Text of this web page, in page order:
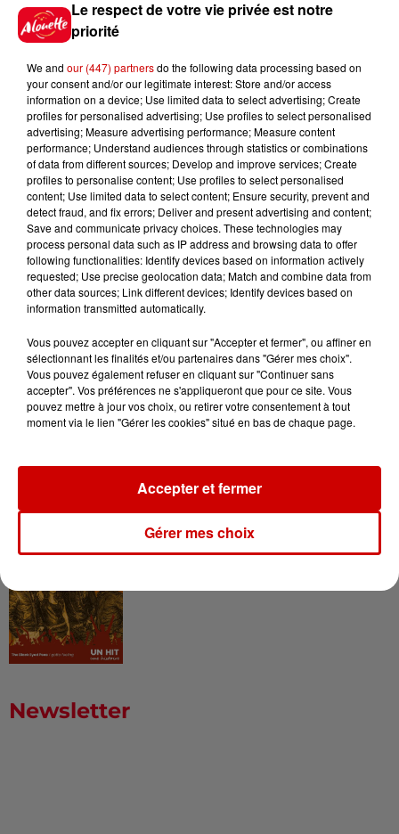
vous !
Podcasts Voir plus
Kelly Massol, figure
emblématique de
l'entrepreneuriat féminin
Aménager un school bus au
Canada et accueillir les bleus à
Boston,...
I Gotta Feeling : comment David
Newsletter
Le respect de votre vie privée est notre
priorité
We and our (447) partnersdo the following data processing based on
your consent and/or our legitimate interest: Store and/or access
information on a device; Use limited data to select advertising; Create
profiles for personalised advertising; Use profiles to select personalised
advertising; Measure advertising performance; Measure content
performance; Understand audiences through statistics or combinations
of data from different sources; Develop and improve services; Create
profiles to personalise content; Use profiles to select personalised
content; Use limited data to select content; Ensure security, prevent and
detect fraud, and fix errors; Deliver and present advertising and content;
Save and communicate privacy choices. These technologies may
process personal data such as IP address and browsing data to offer
following functionalities: Identify devices based on information actively
requested; Use precise geolocation data; Match and combine data from
other data sources; Link different devices; Identify devices based on
information transmitted automatically.
Vous pouvez accepter en cliquant sur "Accepter et fermer", ou affiner en
sélectionnant les finalités et/ou partenaires dans "Gérer mes choix".
Vous pouvez également refuser en cliquant sur "Continuer sans
accepter". Vos préférences ne s'appliqueront que pour ce site. Vous
pouvez mettre à jour vos choix, ou retirer votre consentement à tout
moment via le lien "Gérer les cookies" situé en bas de chaque page.
Gérer mes choix
Accepter et fermer